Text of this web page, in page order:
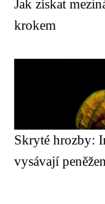
Jak získat
krokem
Skryté hrozby:
vysávají